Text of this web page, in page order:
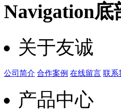
Navigation底
关于友诚
公司简介 合作案例 在线留言 联系
产品中心